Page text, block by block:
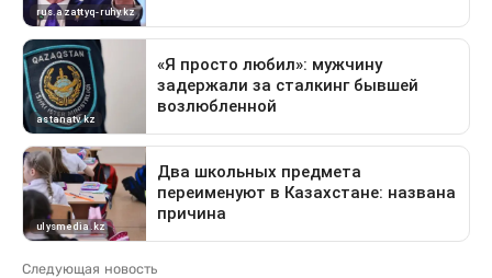
Следующая новость